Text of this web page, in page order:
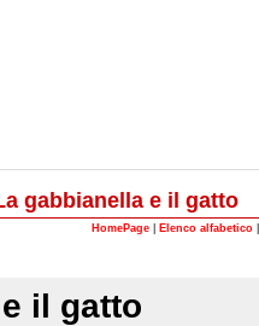
gabbianella e il gatto
HomePage Elenco alfabetico
il gatto